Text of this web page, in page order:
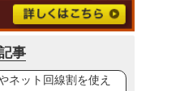
事
ネット回線割を使え